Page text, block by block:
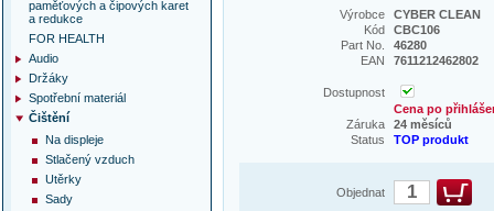
Výrobce
CYBER CLEAN
Kód
CBC106
Part No.
46280
EAN
7611212462802
Dostupnost
Cena po
Záruka
24 měsíců
Status
TOP produkt
Objednat
paměťových a čipových karet
a redukce
FOR HEALTH
Audio
Držáky
Spotřební materiál
Čištění
Na displeje
Stlačený vzduch
Utěrky
Sady